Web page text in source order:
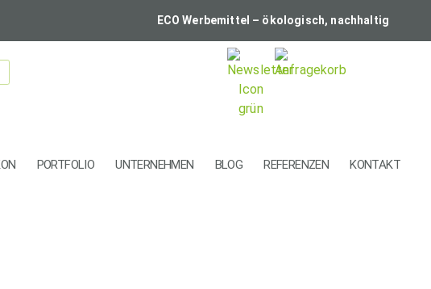
ECO Werbemittel – ökologisch, nachhaltig
PORTFOLIO UNTERNEHMEN BLOG REFERENZEN KONTAKT